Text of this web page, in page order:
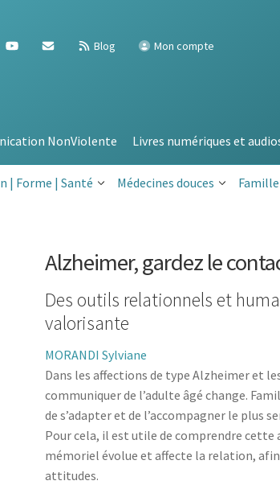
Blog Mon compte
NonViolente Livres numériques et
| Forme | Santé Médecines douces Famille
Alzheimer, gardez le
Des outils relationnels et
valorisante
MORANDI Sylviane
Dans les affections de type Alzheimer et
communiquer de l’adulte âgé change.
de s’adapter et de l’accompagner le plus
Pour cela, il est utile de comprendre
mémoriel évolue et affecte la relation, afin
attitudes.